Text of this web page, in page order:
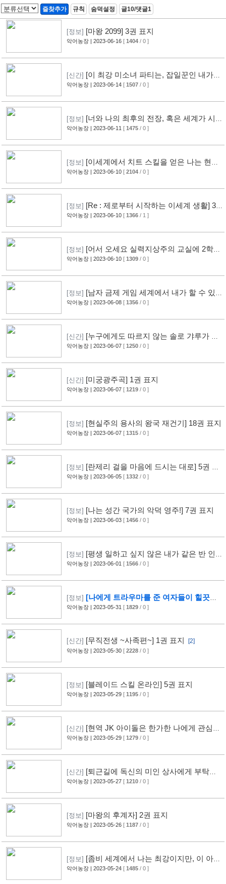
즐찾추가 규칙 숨덕설정 글10/댓글1
[정보] [마왕 2099] 3권 표지
악어농장 | 2023-06-16 [ 1404 / 0 ]
[신간] [이 최강 미소녀 파티는, 잡일꾼인 내가
없으면 안 되는 것 같다] 1권 표지
악어농장 | 2023-06-14 [ 1507 / 0 ]
[정보] [너와 나의 최후의 전장, 혹은 세계가 시
작되는 성전] 15권 표지
악어농장 | 2023-06-11 [ 1475 / 0 ]
[정보] [이세계에서 치트 스킬을 얻은 나는 현실
세계에서도 무쌍한다] 14권 표지
악어농장 | 2023-06-10 [ 2104 / 0 ]
[정보] [Re : 제로부터 시작하는 이세계 생활] 34
권 표지
악어농장 | 2023-06-10 [ 1366 / 1 ]
[정보] [어서 오세요 실력지상주의 교실에 2학년
편] 9.5권 표지
악어농장 | 2023-06-10 [ 1309 / 0 ]
[정보] [남자 금제 게임 세계에서 내가 할 수 있
는 유일한 것] 2권 표지
악어농장 | 2023-06-08 [ 1356 / 0 ]
[신간] [누구에게도 따르지 않는 솔로 갸루가 매
일같이 찾아온다.] 1권 표지
악어농장 | 2023-06-07 [ 1250 / 0 ]
[신간] [미궁광주곡] 1권 표지
악어농장 | 2023-06-07 [ 1219 / 0 ]
[정보] [현실주의 용사의 왕국 재건기] 18권 표지
악어농장 | 2023-06-07 [ 1315 / 0 ]
[정보] [란제리 걸을 마음에 드시는 대로] 5권 표
지
악어농장 | 2023-06-05 [ 1332 / 0 ]
[정보] [나는 성간 국가의 악덕 영주!] 7권 표지
악어농장 | 2023-06-03 [ 1456 / 0 ]
[정보] [평생 일하고 싶지 않은 내가 같은 반 인
기 아이돌의 눈에 들면] 4권 표지
악어농장 | 2023-06-01 [ 1566 / 0 ]
[정보] [나에게 트라우마를 준 여자들이 힐끗힐
끗 쳐다 보는데, 아쉽게도 이미 늦었습니다] 3
악어농장 | 2023-05-31 [ 1829 / 0 ]
[신간] [무직전생 ~사족편~] 1권 표지 [2]
악어농장 | 2023-05-30 [ 2228 / 0 ]
[정보] [블레이드 스킬 온라인] 5권 표지
악어농장 | 2023-05-29 [ 1195 / 0 ]
[신간] [현역 JK 아이돌은 한가한 나에게 관심이
있는 것 같다.] 1권 표지
악어농장 | 2023-05-29 [ 1279 / 0 ]
[신간] [퇴근길에 독신의 미인 상사에게 부탁받
는다] 1권 표지
악어농장 | 2023-05-27 [ 1210 / 0 ]
[정보] [마왕의 후계자] 2권 표지
악어농장 | 2023-05-26 [ 1187 / 0 ]
[정보] [좀비 세계에서 나는 최강이지만, 이 아이
는 이길 수 없다.] 2권 표지
악어농장 | 2023-05-24 [ 1485 / 0 ]